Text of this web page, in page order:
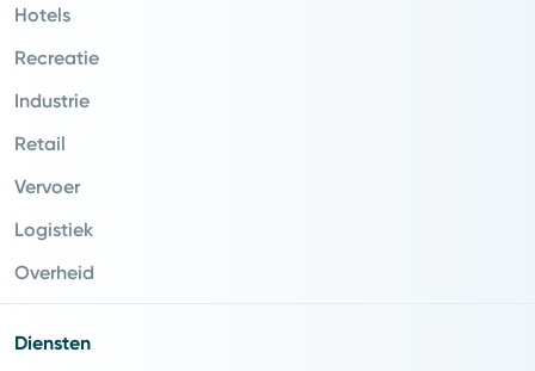
Hotels
Recreatie
Industrie
Retail
Vervoer
Logistiek
Overheid
Diensten